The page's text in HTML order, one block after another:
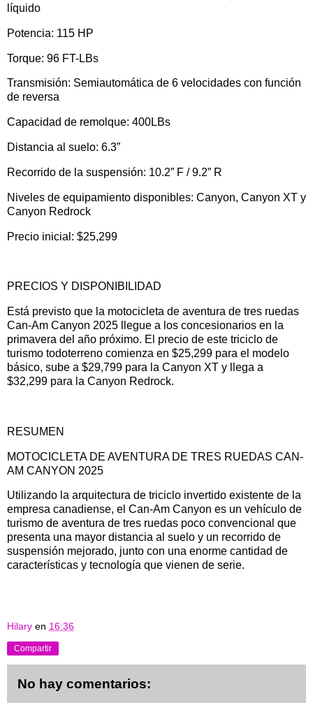
líquido
Potencia: 115 HP
Torque: 96 FT-LBs
Transmisión: Semiautomática de 6 velocidades con función
de reversa
Capacidad de remolque: 400LBs
Distancia al suelo: 6.3”
Recorrido de la suspensión: 10.2” F / 9.2” R
Niveles de equipamiento disponibles: Canyon, Canyon XT y
Canyon Redrock
Precio inicial: $25,299
PRECIOS Y DISPONIBILIDAD
Está previsto que la motocicleta de aventura de tres ruedas
Can-Am Canyon 2025 llegue a los concesionarios en la
primavera del año próximo. El precio de este triciclo de
turismo todoterreno comienza en $25,299 para el modelo
básico, sube a $29,799 para la Canyon XT y llega a
$32,299 para la Canyon Redrock.
RESUMEN
MOTOCICLETA DE AVENTURA DE TRES RUEDAS CAN-
AM CANYON 2025
Utilizando la arquitectura de triciclo invertido existente de la
empresa canadiense, el Can-Am Canyon es un vehículo de
turismo de aventura de tres ruedas poco convencional que
presenta una mayor distancia al suelo y un recorrido de
suspensión mejorado, junto con una enorme cantidad de
características y tecnología que vienen de serie.
Hilary en 16:36
Compartir
No hay comentarios: